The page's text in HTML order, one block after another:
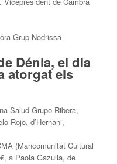
Grup Nodrissa
Dénia, el dia
atorgat els
Salud-Grupo Ribera,
Rojo, d’Hernani,
(Mancomunitat Cultural
a Paola Gazulla, de